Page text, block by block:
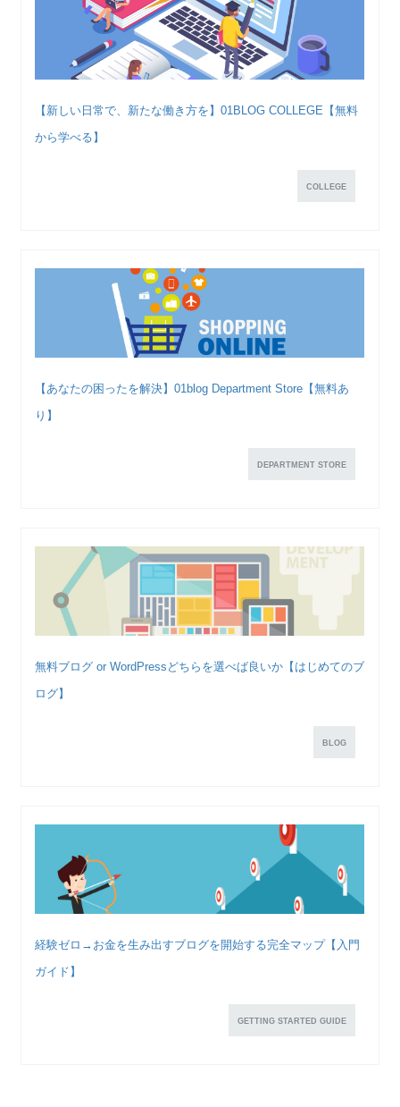
【新しい日常で、新たな働き方を】01BLOG COLLEGE【無料
から学べる】
COLLEGE
【あなたの困ったを解決】01blog Department Store【無料あ
り】
DEPARTMENT STORE
無料ブログ or WordPressどちらを選べば良いか【はじめてのブ
ログ】
BLOG
経験ゼロ→お金を生み出すブログを開始する完全マップ【入門
ガイド】
GETTING STARTED GUIDE